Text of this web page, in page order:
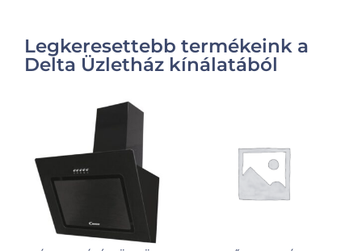
Legkeresettebb termékeink a
Delta Üzletház kínálatából